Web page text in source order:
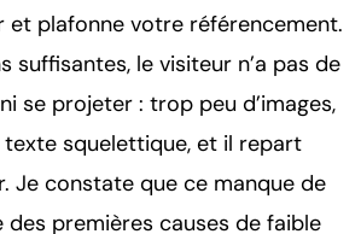
et plafonne votre référencement.
suffisantes, le visiteur n’a pas de
se projeter : trop peu d’images,
texte squelettique, et il repart
Je constate que ce manque de
des premières causes de faible